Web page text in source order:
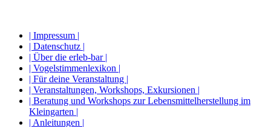
| Impressum |
| Datenschutz |
| Über die erleb-bar |
| Vogelstimmenlexikon |
| Für deine Veranstaltung |
| Veranstaltungen, Workshops, Exkursionen |
| Beratung und Workshops zur Lebensmittelherstellung im
Kleingarten |
| Anleitungen |